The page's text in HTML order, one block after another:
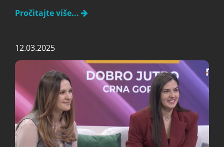
Pročitajte više...
12.03.2025